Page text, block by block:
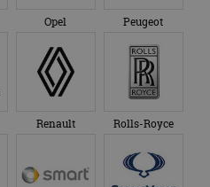
Opel Peugeot
Renault Rolls-Royce